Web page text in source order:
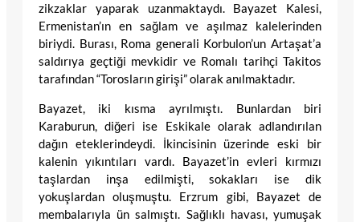
zikzaklar yaparak uzanmaktaydı. Bayazet Kalesi,
Ermenistan’ın en sağlam ve aşılmaz kalelerinden
biriydi. Burası, Roma generali Korbulon’un Artaşat’a
saldırıya geçtiği mevkidir ve Romalı tarihçi Takitos
tarafından “Torosların girişi” olarak anılmaktadır.
Bayazet, iki kısma ayrılmıştı. Bunlardan biri
Karaburun, diğeri ise Eskikale olarak adlandırılan
dağın eteklerindeydi. İkincisinin üzerinde eski bir
kalenin yıkıntıları vardı. Bayazet’in evleri kırmızı
taşlardan inşa edilmişti, sokakları ise dik
yokuşlardan oluşmuştu. Erzrum gibi, Bayazet de
membalarıyla ün salmıştı. Sağlıklı havası, yumuşak